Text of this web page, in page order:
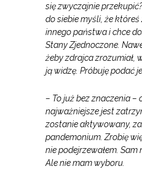
się zwyczajnie
do siebie myśli, że
innego państwa i chce
Stany Zjednoczone.
żeby zdrajca zrozumiał,
ją widzę. Próbuję podać
– To już bez znaczenia –
najważniejsze jest
zostanie aktywowany,
pandemonium. Zrobię
nie podejrzewałem. Sam
Ale nie mam wyboru.